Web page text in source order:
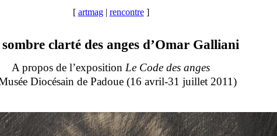
[ artmag| rencontre]
clarté des anges d’Omar Galliani
A propos de l’exposition Le Code des anges
Diocésain de Padoue (16 avril-31 juillet 2011)